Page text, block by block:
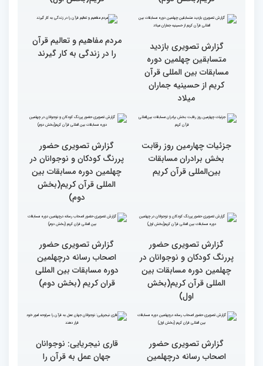
رقابت بخش بانوان چهلمین
دوره مسابقات بین المللی
قرآن کریم (بخش دوم)
گزارش تصویری سومین روز
رقابت بخش بانوان چهلمین
دوره مسابقات بین المللی
گزارش تصویری حضور
نمایشگاهی چهلمین دوره
مسابقات بین المللی قران
کریم(بخش دوم)
گزارش تصویری حضور
نمایشگاهی چهلمین دوره
مسابقات بین المللی قران
کریم(بخش اول)
گزارش تصویری بازدید
مسابقات بین المللی قرآن
کریم از حسینیه جماران
میلاد
مردم مفاهیم و تعالیم قرآن
را در زندگی به کار گیرند
جزئیات چهارمین روز رقابت
بین‌المللی قرآن کریم
گزارش تصویری حضور
چهلمین دوره مسابقات بین
المللی قرآن کریم(بخش